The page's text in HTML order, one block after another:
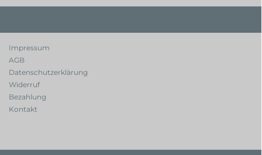
Impressum
AGB
Datenschutzerklärung
Widerruf
Bezahlung
Kontakt